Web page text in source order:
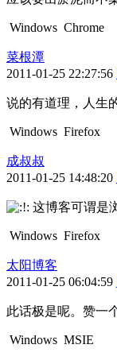
Windows Chrome
菜根潭
2011-01-25 22:27:56
说的有道理，人生
Windows Firefox
成叔叔
2011-01-25 14:48:20
这博客可谓是
Windows Firefox
太阳博客
2011-01-25 06:04:59
此话极是呢。赞一
Windows MSIE